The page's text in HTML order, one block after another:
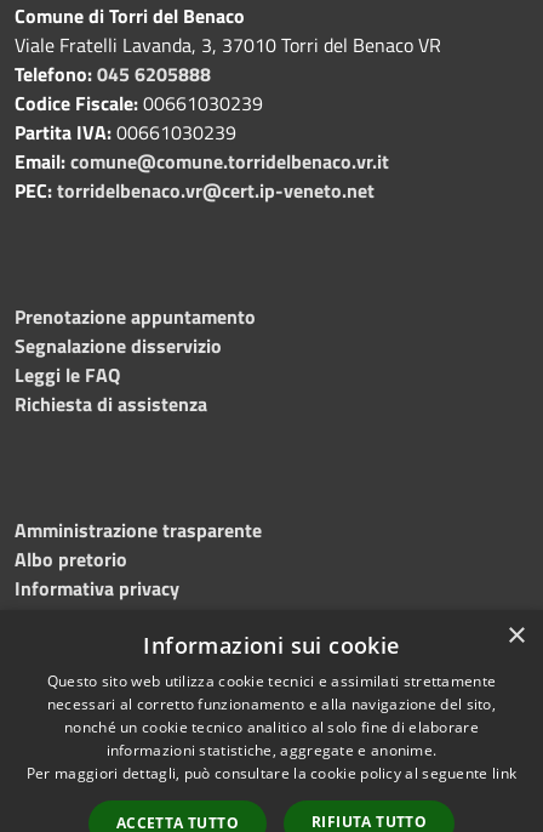
Comune di Torri del Benaco
Viale Fratelli Lavanda, 3, 37010 Torri del Benaco VR
Telefono:045 6205888
Codice Fiscale:00661030239
Partita IVA:00661030239
Email:comune@comune.torridelbenaco.vr.it
PEC:torridelbenaco.vr@cert.ip-veneto.net
Prenotazione appuntamento
Segnalazione disservizio
Leggi le FAQ
Richiesta di assistenza
Amministrazione trasparente
Albo pretorio
Informativa privacy
Dichiarazione di accessibilità
RSS
Accessibilità
Copyright © 2023 •
Comune di
Benaco • Powered
×
Informazioni sui cookie
Questo sito web utilizza cookie tecnici e assimilati strettamente
necessari al corretto funzionamento e alla navigazione del sito,
nonché un cookie tecnico analitico al solo fine di elaborare
informazioni statistiche, aggregate e anonime.
Per maggiori dettagli, può consultare la cookie policy al seguente link
ACCETTA TUTTO RIFIUTA TUTTO